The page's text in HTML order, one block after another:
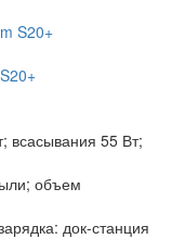
всасывания 55 Вт;
объем
док-станция